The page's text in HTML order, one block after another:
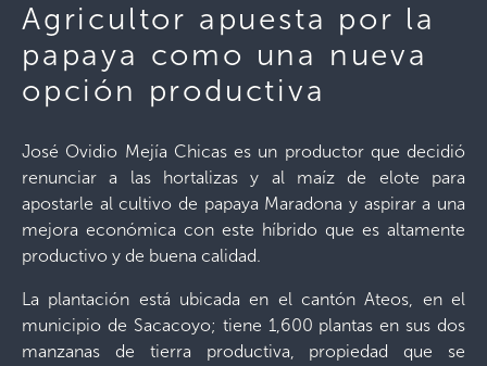
Agricultor apuesta por la
papaya como una nueva
opción productiva
José Ovidio Mejía Chicas es un productor que decidió
renunciar a las hortalizas y al maíz de elote para
apostarle al cultivo de papaya Maradona y aspirar a una
mejora económica con este híbrido que es altamente
productivo y de buena calidad.
La plantación está ubicada en el cantón Ateos, en el
municipio de Sacacoyo; tiene 1,600 plantas en sus dos
manzanas de tierra productiva, propiedad que se